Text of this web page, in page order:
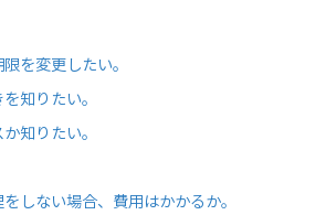
を変更したい。
知りたい。
知りたい。
しない場合、費用はかかるか。